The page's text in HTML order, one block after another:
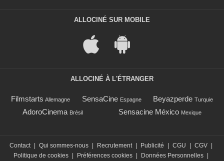
ALLOCINÉ SUR MOBILE
ALLOCINÉ À L'ÉTRANGER
Filmstarts Allemagne SensaCine Espagne Beyazperde Turquie
AdoroCinema Brésil Sensacine México Mexique
Contact Qui sommes-nous Recrutement Publicité CGU CGV
Politique de cookies
Préférences cookies Données Personnelles